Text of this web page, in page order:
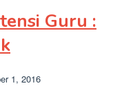
Guru :
1, 2016